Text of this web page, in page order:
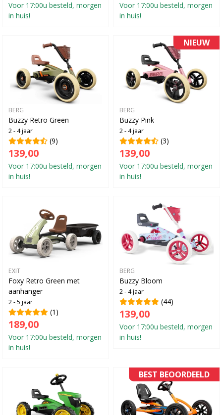
Voor 17:00u besteld, morgen
in huis!
Voor 17:00u besteld, morgen
in huis!
BERG
Buzzy Retro Green
2 - 4 jaar
(9)
139,00
Voor 17:00u besteld, morgen
in huis!
NIEUW
BERG
Buzzy Pink
2 - 4 jaar
(3)
139,00
Voor 17:00u besteld, morgen
in huis!
EXIT
Foxy Retro Green met
aanhanger
2 - 5 jaar
(1)
189,00
Voor 17:00u besteld, morgen
in huis!
BERG
Buzzy Bloom
2 - 4 jaar
(44)
139,00
Voor 17:00u besteld, morgen
in huis!
BEST BEOORDEELD